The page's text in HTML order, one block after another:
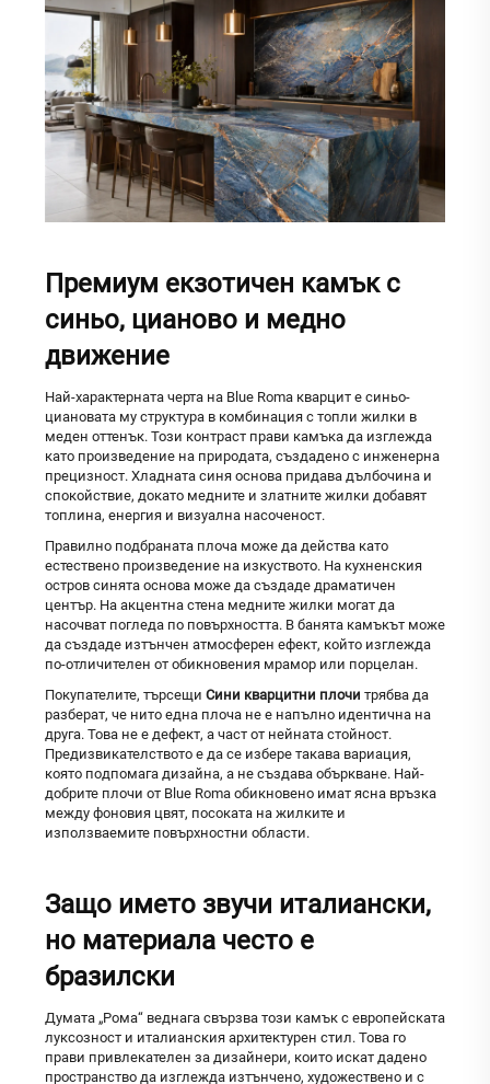
Премиум екзотичен камък с
синьо, цианово и медно
движение
Най-характерната черта на Blue Roma кварцит е синьо-
циановата му структура в комбинация с топли жилки в
меден оттенък. Този контраст прави камъка да изглежда
като произведение на природата, създадено с инженерна
прецизност. Хладната синя основа придава дълбочина и
спокойствие, докато медните и златните жилки добавят
топлина, енергия и визуална насоченост.
Правилно подбраната плоча може да действа като
естествено произведение на изкуството. На кухненския
остров синята основа може да създаде драматичен
център. На акцентна стена медните жилки могат да
насочват погледа по повърхността. В банята камъкът може
да създаде изтънчен атмосферен ефект, който изглежда
по-отличителен от обикновения мрамор или порцелан.
Покупателите, търсещи Сини кварцитни плочи трябва да
разберат, че нито една плоча не е напълно идентична на
друга. Това не е дефект, а част от нейната стойност.
Предизвикателството е да се избере такава вариация,
която подпомага дизайна, а не създава объркване. Най-
добрите плочи от Blue Roma обикновено имат ясна връзка
между фоновия цвят, посоката на жилките и
използваемите повърхностни области.
Защо името звучи италиански,
но материала често е
бразилски
Думата „Рома“ веднага свързва този камък с европейската
луксозност и италианския архитектурен стил. Това го
прави привлекателен за дизайнери, които искат дадено
пространство да изглежда изтънчено, художествено и с